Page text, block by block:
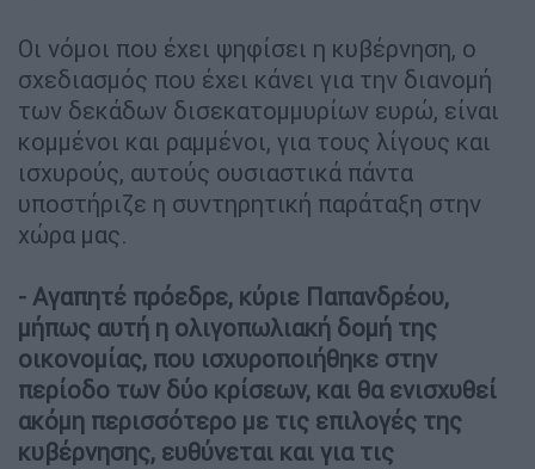
Οι νόμοι που έχει ψηφίσει η κυβέρνηση, ο
σχεδιασμός που έχει κάνει για την διανομή
των δεκάδων δισεκατομμυρίων ευρώ, είναι
κομμένοι και ραμμένοι, για τους λίγους και
ισχυρούς, αυτούς ουσιαστικά πάντα
υποστήριζε η συντηρητική παράταξη στην
χώρα μας.
- Αγαπητέ πρόεδρε, κύριε Παπανδρέου,
μήπως αυτή η ολιγοπωλιακή δομή της
οικονομίας, που ισχυροποιήθηκε στην
περίοδο των δύο κρίσεων, και θα ενισχυθεί
ακόμη περισσότερο με τις επιλογές της
κυβέρνησης, ευθύνεται και για τις